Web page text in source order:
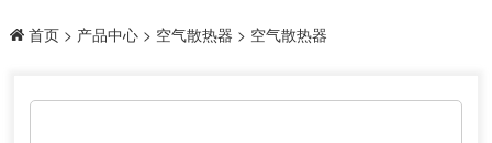
首页> 产品中心> 空气散热器 > 空气散热器